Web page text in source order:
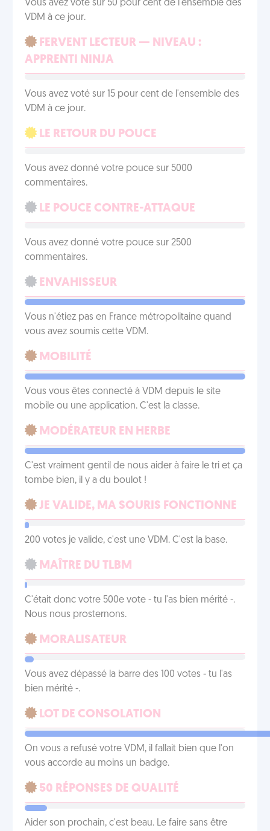
Vous avez voté sur 50 pour cent de l'ensemble des
VDM à ce jour.
FERVENT LECTEUR — NIVEAU :
APPRENTI NINJA
Vous avez voté sur 15 pour cent de l'ensemble des
VDM à ce jour.
LE RETOUR DU POUCE
Vous avez donné votre pouce sur 5000
commentaires.
LE POUCE CONTRE-ATTAQUE
Vous avez donné votre pouce sur 2500
commentaires.
ENVAHISSEUR
Vous n'étiez pas en France métropolitaine quand
vous avez soumis cette VDM.
MOBILITÉ
Vous vous êtes connecté à VDM depuis le site
mobile ou une application. C'est la classe.
MODÉRATEUR EN HERBE
C'est vraiment gentil de nous aider à faire le tri et ça
tombe bien, il y a du boulot !
JE VALIDE, MA SOURIS FONCTIONNE
200 votes je valide, c'est une VDM. C'est la base.
MAÎTRE DU TLBM
C'était donc votre 500e vote - tu l'as bien mérité -.
Nous nous prosternons.
MORALISATEUR
Vous avez dépassé la barre des 100 votes - tu l'as
bien mérité -.
LOT DE CONSOLATION
On vous a refusé votre VDM, il fallait bien que l'on
vous accorde au moins un badge.
50 RÉPONSES DE QUALITÉ
Aider son prochain, c'est beau. Le faire sans être